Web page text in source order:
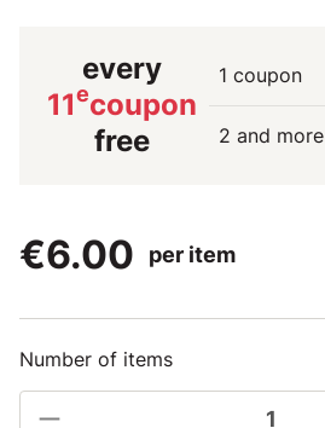
every
11ecoupon
free
1 coupon
2 and more
€6.00 per item
Number of items